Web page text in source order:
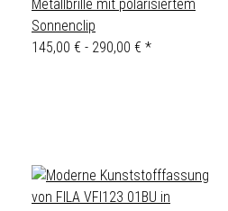
Metallbrille mit polarisiertem
Sonnenclip
145,00 € - 290,00 € *